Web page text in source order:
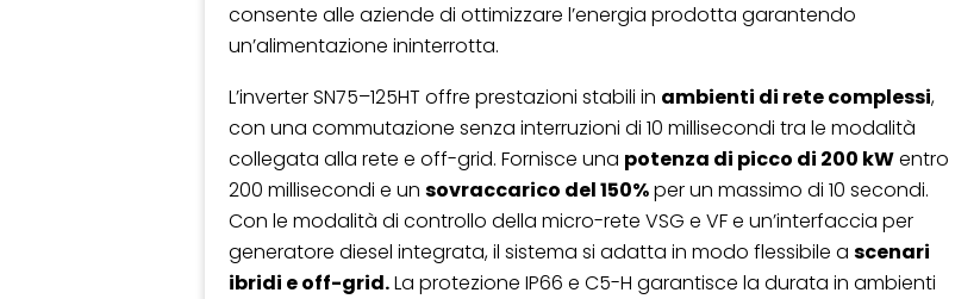
consente alle aziende di ottimizzare l’energia prodotta garantendo
un’alimentazione ininterrotta.
L’inverter SN75–125HT offre prestazioni stabili in ambienti di rete complessi,
con una commutazione senza interruzioni di 10 millisecondi tra le modalità
collegata alla rete e off-grid. Fornisce una potenza di picco di 200 kWentro
200 millisecondi e un sovraccarico del 150%per un massimo di 10 secondi.
Con le modalità di controllo della micro-rete VSG e VF e un’interfaccia per
generatore diesel integrata, il sistema si adatta in modo flessibile a scenari
ibridi e off-grid.La protezione IP66 e C5-H garantisce la durata in ambienti